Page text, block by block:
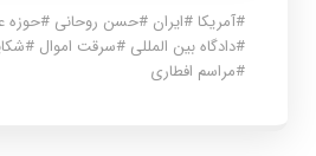
#آمریکا #ایران #حسن روحانی #حوزه
#دادگاه بین المللی #سرقت اموال #
#مراسم افطاری